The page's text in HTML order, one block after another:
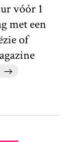
vóór 1
met een
of